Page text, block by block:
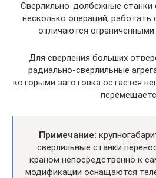
Сверлильно-долбежные
несколько операций, работать
отличаются
Для сверления больших
радиально-сверлильные
которыми заготовка остается
Примечание:
сверлильные станки
краном непосредственно к
модификации оснащаются